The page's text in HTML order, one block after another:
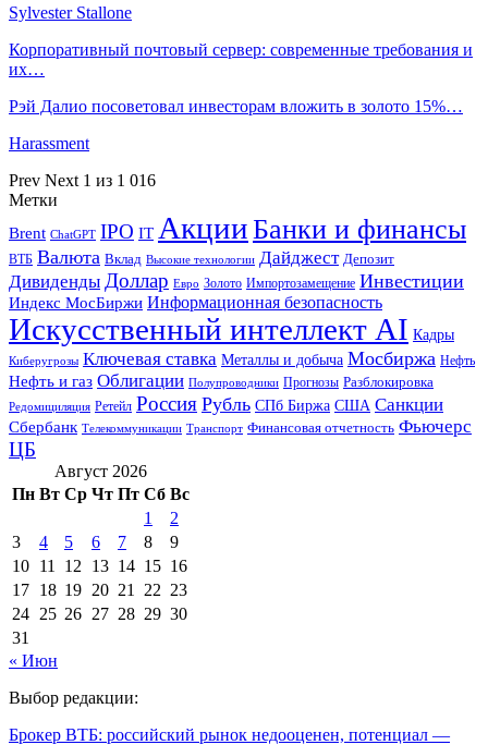
Sylvester Stallone
Корпоративный почтовый сервер: современные требования и
их…
Рэй Далио посоветовал инвесторам вложить в золото 15%…
Harassment
Prev Next 1 из 1 016
Метки
Brent ChatGPT IPO IT АкцииБанки и финансы
ВТБ Валюта Вклад Высокие технологии Дайджест Депозит
Дивиденды Доллар Евро Золото Импортозамещение Инвестиции
Индекс МосБиржи Информационная безопасность
Искусственный интеллект AI Кадры
Киберугрозы Ключевая ставка Металлы и добыча Мосбиржа Нефть
Нефть и газ Облигации Полупроводники Прогнозы Разблокировка
Редомициляция Ретейл Россия Рубль СПб Биржа США Санкции
Сбербанк Телекоммуникации Транспорт Финансовая отчетность Фьючерс
ЦБ
Август 2026
Пн Вт Ср Чт Пт Сб Вс
1
2
3
4 5 6 7 8
9
10 11 12 13 14 15 16
17 18 19 20 21 22 23
24 25 26 27 28 29 30
31
« Июн
Выбор редакции:
Брокер ВТБ: российский рынок недооценен, потенциал —